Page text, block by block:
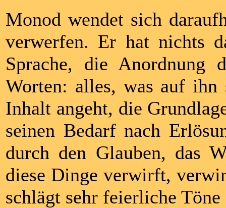
Monod wendet sich
verwerfen. Er hat nichts
Sprache, die Anordnung
Worten: alles, was auf ihn
Inhalt angeht, die
seinen Bedarf nach
durch den Glauben, das
diese Dinge verwirft,
schlägt sehr feierliche Töne